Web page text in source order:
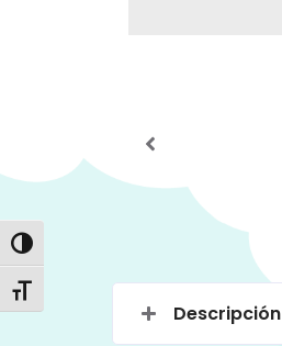
Alternar alto contraste
Alternar tamaño de letra
Descripción